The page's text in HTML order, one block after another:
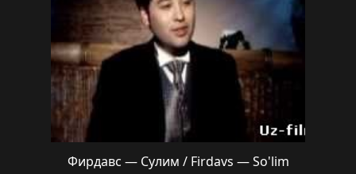
Фирдавс — Сулим / Firdavs — So'lim